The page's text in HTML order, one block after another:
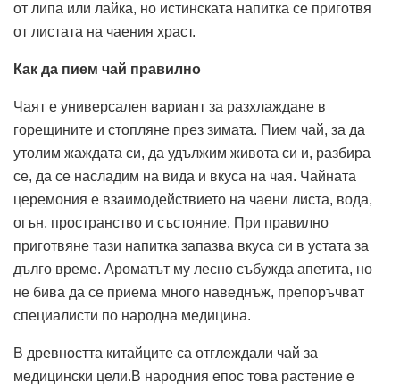
от липа или лайка, но истинската напитка се приготвя
от листата на чаения храст.
Как да пием чай правилно
Чаят е универсален вариант за разхлаждане в
горещините и стопляне през зимата. Пием чай, за да
утолим жаждата си, да удължим живота си и, разбира
се, да се насладим на вида и вкуса на чая. Чайната
церемония е взаимодействието на чаени листа, вода,
огън, пространство и състояние. При правилно
приготвяне тази напитка запазва вкуса си в устата за
дълго време. Ароматът му лесно събужда апетита, но
не бива да се приема много наведнъж, препоръчват
специалисти по народна медицина.
В древността китайците са отглеждали чай за
медицински цели.В народния епос това растение е